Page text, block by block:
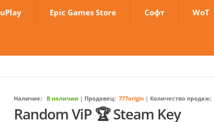
uPlay Epic Games Store Софт WoT
Наличие: В наличии | Продавец: 777origin | Количество продаж:
Random ViP 🏆 Steam Key